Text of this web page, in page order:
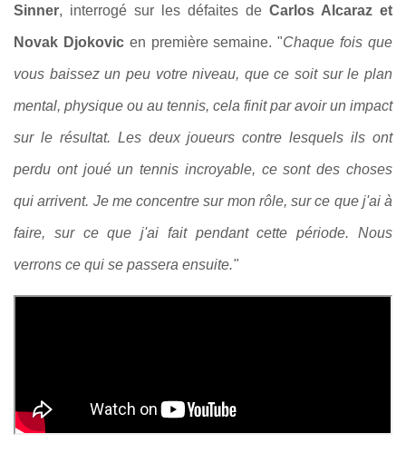
Sinner, interrogé sur les défaites de Carlos Alcaraz et
Novak Djokovic en première semaine. "Chaque fois que
vous baissez un peu votre niveau, que ce soit sur le plan
mental, physique ou au tennis, cela finit par avoir un impact
sur le résultat. Les deux joueurs contre lesquels ils ont
perdu ont joué un tennis incroyable, ce sont des choses
qui arrivent. Je me concentre sur mon rôle, sur ce que j'ai à
faire, sur ce que j'ai fait pendant cette période. Nous
verrons ce qui se passera ensuite."